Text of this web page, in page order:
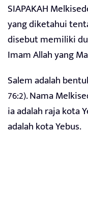
SIAPAKAH
yang diketahui
disebut memiliki
Imam Allah yang
Salem adalah
76:2). Nama
ia adalah raja kota
adalah kota Yebus.